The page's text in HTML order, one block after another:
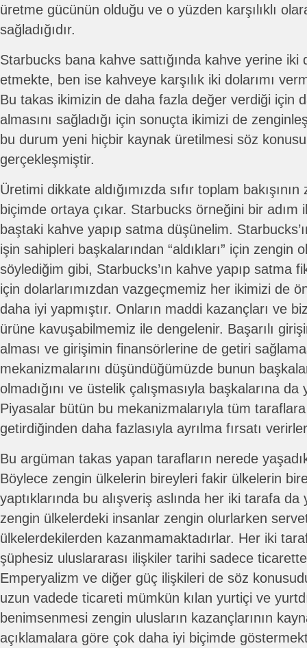
üretme gücünün olduğu ve o yüzden karşılıklı
sağladığıdır.
Starbucks bana kahve sattığında kahve yerine iki
etmekte, ben ise kahveye karşılık iki dolarımı
Bu takas ikimizin de daha fazla değer verdiği için
almasını sağladığı için sonuçta ikimizi de
bu durum yeni hiçbir kaynak üretilmesi söz konusu
gerçekleşmiştir.
Üretimi dikkate aldığımızda sıfır toplam bakışının
biçimde ortaya çıkar. Starbucks örneğini bir adım
baştaki kahve yapıp satma düşünelim.
işin sahipleri başkalarından “aldıkları” için zengin
söylediğim gibi, Starbucks’ın kahve yapıp satma
için dolarlarımızdan vazgeçmemiz her ikimizi de
daha iyi yapmıştır. Onların maddi kazançları ve
ürüne kavuşabilmemiz ile dengelenir. Başarılı
alması ve girişimin finansörlerine de getiri
mekanizmalarını düşündüğümüzde bunun
olmadığını ve üstelik çalışmasıyla başkalarına da
Piyasalar bütün bu mekanizmalarıyla tüm
getirdiğinden daha fazlasıyla ayrılma fırsatı
Bu argüman takas yapan tarafların nerede
Böylece zengin ülkelerin bireyleri fakir ülkelerin
yaptıklarında bu alışveriş aslında her iki tarafa
zengin ülkelerdeki insanlar zengin olurlarken
ülkelerdekilerden kazanmamaktadırlar. Her iki
şüphesiz uluslararası ilişkiler tarihi sadece
Emperyalizm ve diğer güç ilişkileri de söz
uzun vadede ticareti mümkün kılan yurtiçi ve
benimsenmesi zengin ulusların kazançlarının
açıklamalara göre çok daha iyi biçimde